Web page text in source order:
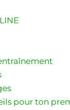
pour ton